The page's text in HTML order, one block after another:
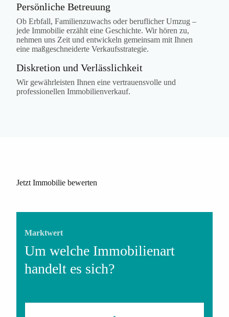
Persönliche Betreuung
Ob Erbfall, Familienzuwachs oder beruflicher Umzug –
jede Immobilie erzählt eine Geschichte. Wir hören zu,
nehmen uns Zeit und entwickeln gemeinsam mit Ihnen
eine maßgeschneiderte Verkaufsstrategie.
Diskretion und Verlässlichkeit
Wir gewährleisten Ihnen eine vertrauensvolle und
professionellen Immobilienverkauf.
Jetzt Immobilie bewerten
Marktwert
Um welche Immobilienart
handelt es sich?